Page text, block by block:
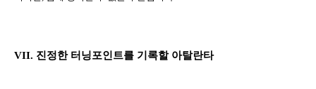
VII. 진정한 터닝포인트를 기록할 아탈란타